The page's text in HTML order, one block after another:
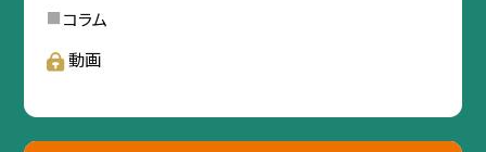
コラム
動画